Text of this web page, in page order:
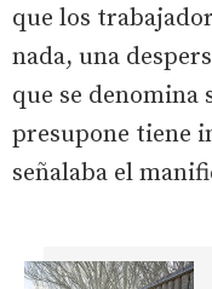
que los
nada, una
que se denomina
presupone tiene
señalaba el